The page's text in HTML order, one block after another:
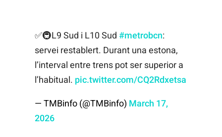
✅🚇L9 Sud i L10 Sud #metrobcn:
servei restablert. Durant una estona,
l’interval entre trens pot ser superior a
l’habitual. pic.twitter.com/CQ2Rdxetsa
— TMBinfo (@TMBinfo) March 17,
2026